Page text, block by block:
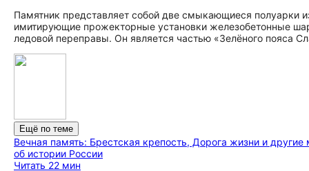
Памятник представляет собой две смыкающиеся
имитирующие прожекторные установки железобетонные
ледовой переправы. Он является частью «Зелёного пояса
Ещё по теме
Вечная память: Брестская крепость, Дорога жизни и
об истории России
Читать 22 мин